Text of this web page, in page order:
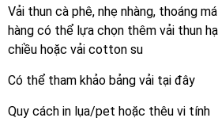
Vải thun cà phê, nhẹ nhàng, thoáng
hàng có thể lựa chọn thêm vải thun
chiều hoặc vải cotton su
Có thể tham khảo bảng vải tại đây
Quy cách in lụa/pet hoặc thêu vi tính